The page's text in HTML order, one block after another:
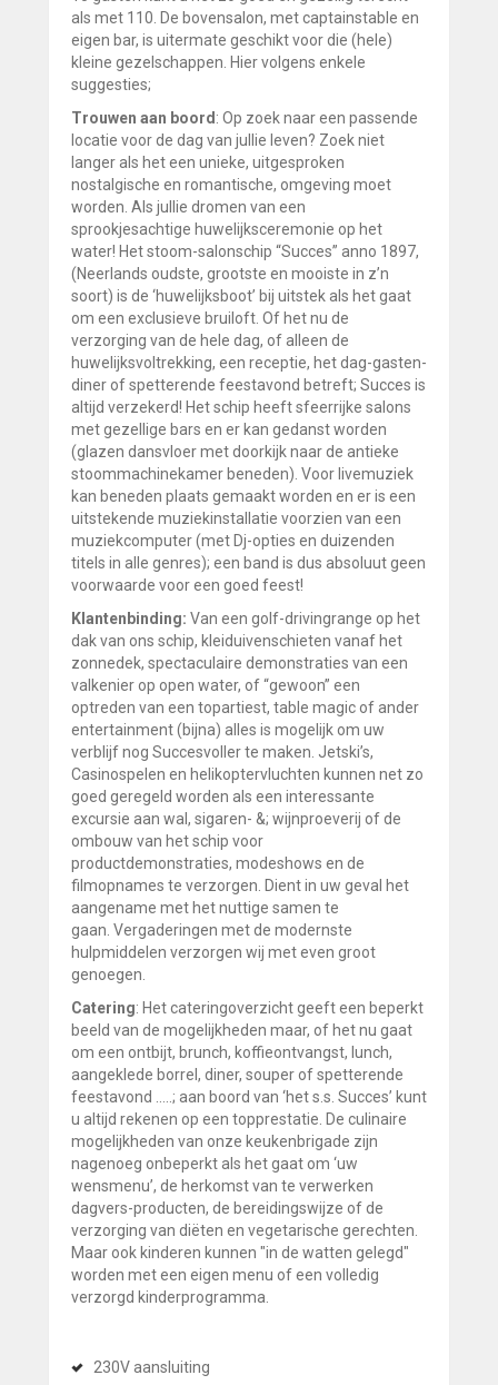
als met 110. De bovensalon, met captainstable en
eigen bar, is uitermate geschikt voor die (hele)
kleine gezelschappen. Hier volgens enkele
suggesties;
Trouwen aan boord : Op zoek naar een passende
locatie voor de dag van jullie leven? Zoek niet
langer als het een unieke, uitgesproken
nostalgische en romantische, omgeving moet
worden. Als jullie dromen van een
sprookjesachtige huwelijksceremonie op het
water! Het stoom-salonschip “Succes” anno 1897,
(Neerlands oudste, grootste en mooiste in z’n
soort) is de ‘huwelijksboot’ bij uitstek als het gaat
om een exclusieve bruiloft. Of het nu de
verzorging van de hele dag, of alleen de
huwelijksvoltrekking, een receptie, het dag-gasten-
diner of spetterende feestavond betreft; Succes is
altijd verzekerd! Het schip heeft sfeerrijke salons
met gezellige bars en er kan gedanst worden
(glazen dansvloer met doorkijk naar de antieke
stoommachinekamer beneden). Voor livemuziek
kan beneden plaats gemaakt worden en er is een
uitstekende muziekinstallatie voorzien van een
muziekcomputer (met Dj-opties en duizenden
titels in alle genres); een band is dus absoluut geen
voorwaarde voor een goed feest!
Klantenbinding: Van een golf-drivingrange op het
dak van ons schip, kleiduivenschieten vanaf het
zonnedek, spectaculaire demonstraties van een
valkenier op open water, of “gewoon” een
optreden van een topartiest, table magic of ander
entertainment (bijna) alles is mogelijk om uw
verblijf nog Succesvoller te maken. Jetski’s,
Casinospelen en helikoptervluchten kunnen net zo
goed geregeld worden als een interessante
excursie aan wal, sigaren- &; wijnproeverij of de
ombouw van het schip voor
productdemonstraties, modeshows en de
filmopnames te verzorgen. Dient in uw geval het
aangename met het nuttige samen te
gaan. Vergaderingen met de modernste
hulpmiddelen verzorgen wij met even groot
genoegen.
Catering: Het cateringoverzicht geeft een beperkt
beeld van de mogelijkheden maar, of het nu gaat
om een ontbijt, brunch, koffieontvangst, lunch,
aangeklede borrel, diner, souper of spetterende
feestavond …..; aan boord van ‘het s.s. Succes’ kunt
u altijd rekenen op een topprestatie. De culinaire
mogelijkheden van onze keukenbrigade zijn
nagenoeg onbeperkt als het gaat om ‘uw
wensmenu’, de herkomst van te verwerken
dagvers-producten, de bereidingswijze of de
verzorging van diëten en vegetarische gerechten.
Maar ook kinderen kunnen "in de watten gelegd"
worden met een eigen menu of een volledig
verzorgd kinderprogramma.
230V aansluiting